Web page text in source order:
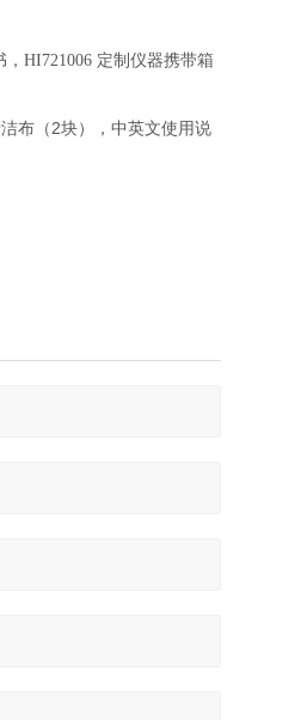
HI721006 定制仪器携带箱
布（2块），中英文使用说